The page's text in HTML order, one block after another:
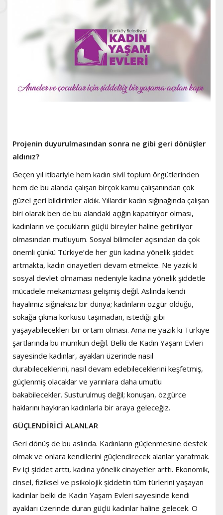
Projenin duyurulmasından sonra ne gibi geri dönüşler
aldınız?
Geçen yıl itibariyle hem kadın sivil toplum örgütlerinden
hem de bu alanda çalışan birçok kamu çalışanından çok
güzel geri bildirimler aldık. Yıllardır kadın sığınağında çalışan
biri olarak ben de bu alandaki açığın kapatılıyor olması,
kadınların ve çocukların güçlü bireyler haline getiriliyor
olmasından mutluyum. Sosyal bilimciler açısından da çok
önemli çünkü Türkiye’de her gün kadına yönelik şiddet
artmakta, kadın cinayetleri devam etmekte. Ne yazık ki
sosyal devlet olmaması nedeniyle kadına yönelik şiddetle
mücadele mekanizması gelişmiş değil. Aslında kendi
hayalimiz sığınaksız bir dünya; kadınların özgür olduğu,
sokağa çıkma korkusu taşımadan, istediği gibi
yaşayabilecekleri bir ortam olması. Ama ne yazık ki Türkiye
şartlarında bu mümkün değil. Belki de Kadın Yaşam Evleri
sayesinde kadınlar, ayakları üzerinde nasıl
durabileceklerini, nasıl devam edebileceklerini keşfetmiş,
güçlenmiş olacaklar ve yarınlara daha umutlu
bakabilecekler. Susturulmuş değil; konuşan, özgürce
haklarını haykıran kadınlarla bir araya geleceğiz.
GÜÇLENDİRİCİ ALANLAR
Geri dönüş de bu aslında. Kadınların güçlenmesine destek
olmak ve onlara kendilerini güçlendirecek alanlar yaratmak.
Ev içi şiddet arttı, kadına yönelik cinayetler arttı. Ekonomik,
cinsel, fiziksel ve psikolojik şiddetin tüm türlerini yaşayan
kadınlar belki de Kadın Yaşam Evleri sayesinde kendi
ayakları üzerinde duran güçlü kadınlar haline gelecek. O